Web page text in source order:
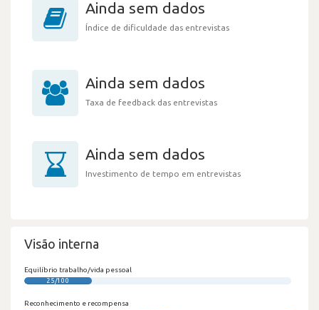
Ainda sem dados
Índice de dificuldade das entrevistas
Ainda sem dados
Taxa de feedback das entrevistas
Ainda sem dados
Investimento de tempo em entrevistas
Visão interna
Equilíbrio trabalho/vida pessoal
25/100
Reconhecimento e recompensa